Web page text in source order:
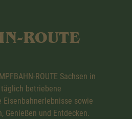
ROUTE
ROUTE Sachsen in
betriebene
Eisenbahnerlebnisse sowie
Genießen und Entdecken.